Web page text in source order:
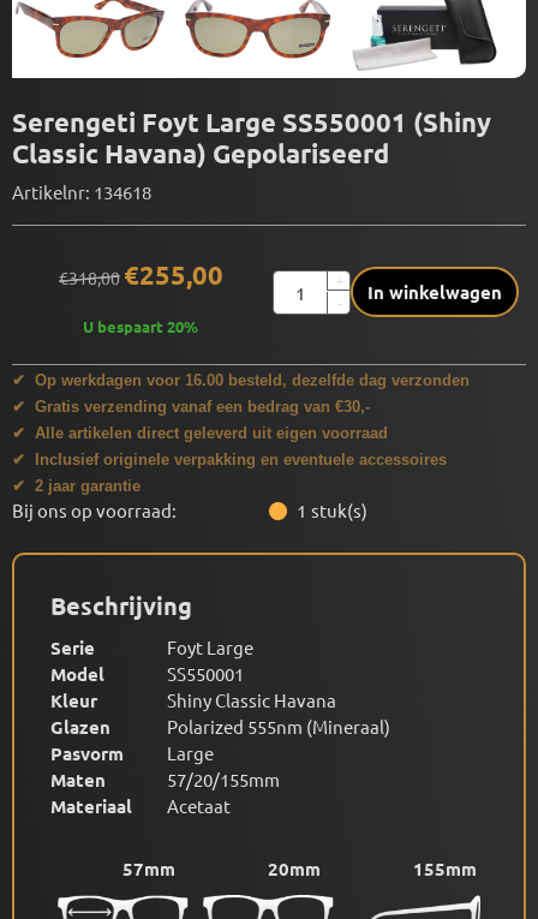
Serengeti Foyt Large SS550001 (Shiny
Classic Havana) Gepolariseerd
Artikelnr: 134618
€318,00 €255,00
U bespaart20%
Aantal
+
-
In winkelwagen
✔ Op werkdagen voor 16.00 besteld, dezelfde dag verzonden
✔ Gratis verzending vanaf een bedrag van €30,-
✔ Alle artikelen direct geleverd uit eigen voorraad
✔ Inclusief originele verpakking en eventuele accessoires
✔ 2 jaar garantie
Bij ons op voorraad: 1 stuk(s)
Beschrijving
Serie Foyt Large
Model SS550001
Kleur Shiny Classic Havana
Glazen Polarized 555nm (Mineraal)
Pasvorm Large
Maten 57/20/155mm
Materiaal Acetaat
57mm 20mm 155mm